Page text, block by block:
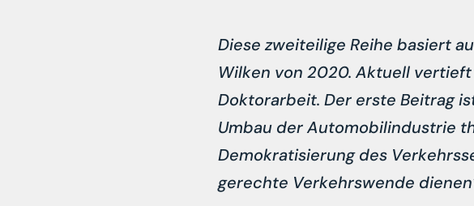
Diese zweiteilige Reihe basiert
Wilken von 2020. Aktuell vertieft
Doktorarbeit. Der erste Beitrag
Umbau der Automobilindustrie
Demokratisierung des
gerechte Verkehrswende